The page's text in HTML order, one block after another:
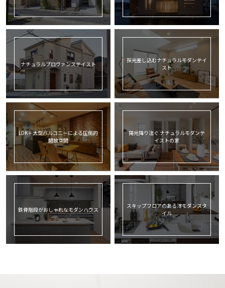
ナチュラルプロヴァンステイスト
採光差し込むナチュラルモダンテイ
スト
LDK＋大型バルコニーによる圧倒的
開放空間
陽光降り注ぐ ナチュラルモダンテ
イストの家
鉄骨階段がおしゃれなモダンハウス
スキップフロアのある洋モダンスタ
イル